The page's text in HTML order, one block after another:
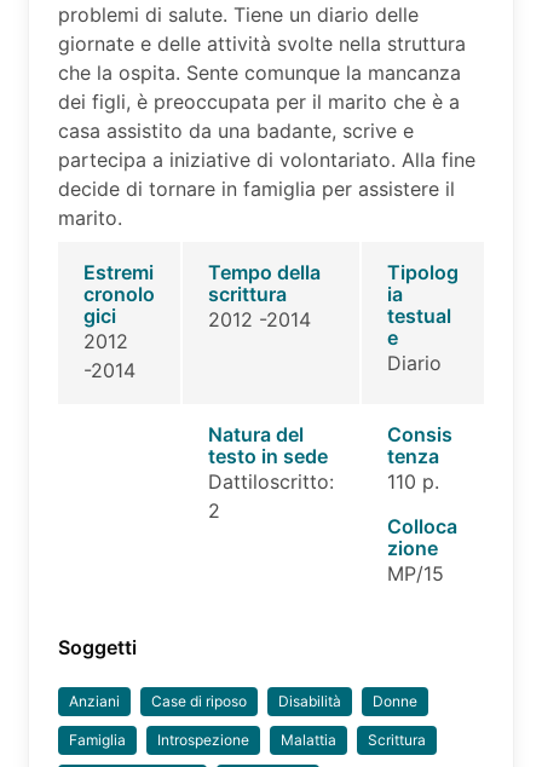
problemi di salute. Tiene un diario delle
giornate e delle attività svolte nella struttura
che la ospita. Sente comunque la mancanza
dei figli, è preoccupata per il marito che è a
casa assistito da una badante, scrive e
partecipa a iniziative di volontariato. Alla fine
decide di tornare in famiglia per assistere il
marito.
Estremi
cronolo
gici
2012
-2014
Tempo della
scrittura
2012 -2014
Tipolog
ia
testual
e
Diario
Natura del
testo in sede
Dattiloscritto:
2
Consis
tenza
110 p.
Colloca
zione
MP/15
Soggetti
Anziani Case di riposo Disabilità Donne
Famiglia Introspezione Malattia Scrittura